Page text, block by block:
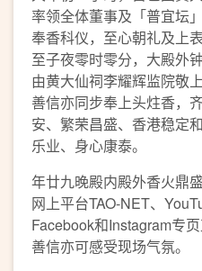
率领全体董事及「普宜坛
奉香科仪，至心朝礼及上
至子夜零时零分，大殿外
由黄大仙祠李耀辉监院敬
善信亦同步奉上头炷香，
安、繁荣昌盛、香港稳定
乐业、身心康泰。
年廿九晚殿内殿外香火鼎
网上平台TAO-NET、
Facebook和Instagram专
善信亦可感受现场气氛。